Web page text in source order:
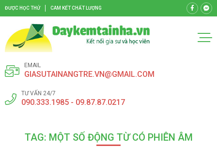
ĐƯỢC HỌC THỬ CAM KẾT CHẤT LƯỢNG
EMAIL
GIASUTAINANGTRE.VN@GMAIL.COM
TƯ VẤN 24/7
090.333.1985 - 09.87.87.0217
TAG: MỘT SỐ ĐỘNG TỪ CÓ PHIÊN ÂM